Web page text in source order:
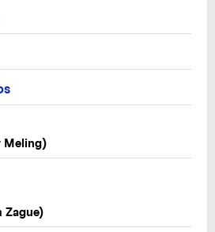
Meling)
Zague)